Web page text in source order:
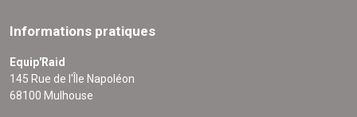
Informations pratiques
Equip'Raid
145 Rue de l'Île Napoléon
68100 Mulhouse